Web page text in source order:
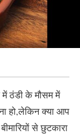
में ठंडी के मौसम में
हो,लेकिन क्या आप
से छुटकारा